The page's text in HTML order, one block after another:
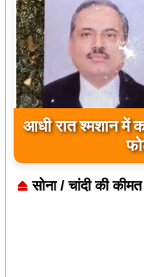
उप मुख्यमंत्री
हरियाली बढ़ेगी
सोना / चांदी की कीमत